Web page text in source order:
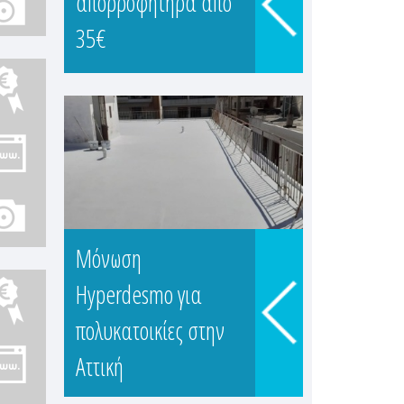
35€
Μόνωση
Hyperdesmo για
πολυκατοικίες στην
Αττική